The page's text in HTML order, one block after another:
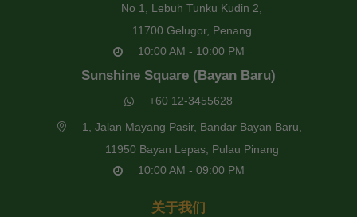
No 1, Lebuh Tunku Kudin 2,
11700 Gelugor, Penang
10:00 AM - 10:00 PM
Sunshine Square (Bayan Baru)
+60 12-3455628
1, Jalan Mayang Pasir, Bandar Bayan Baru,
11950 Bayan Lepas, Pulau Pinang
10:00 AM - 09:00 PM
关于我们